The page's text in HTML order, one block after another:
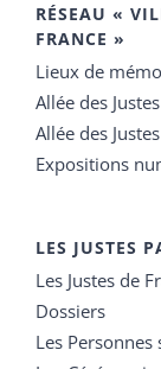
RÉSEAU «
FRANCE »
Lieux de
Allée des
Allée des
Expositions
LES JUSTES
Les Justes de
Dossiers
Les Personnes